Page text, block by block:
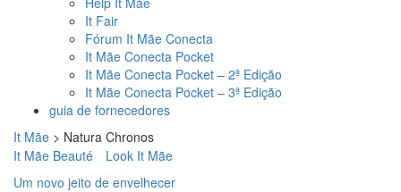
It Fair
Fórum It Mãe Conecta
It Mãe Conecta Pocket
It Mãe Conecta Pocket – 2ª Edição
It Mãe Conecta Pocket – 3ª Edição
guia de fornecedores
It Mãe > Natura Chronos
It Mãe Beauté
Look It Mãe
Um novo jeito de envelhecer